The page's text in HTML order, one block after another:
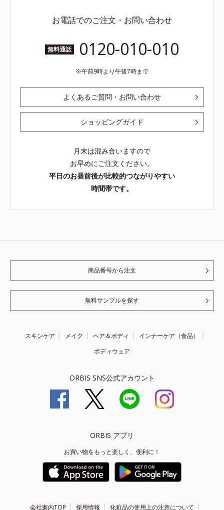
お電話でのご注文・お問い合わせ
無料通話 0120-010-010
午前9時より午後7時まで
よくあるご質問・お問い合わせ
ショッピングガイド
月末は混み合いますので
お早めにご注文ください。
平日のお昼前後が比較的つながりやすい
時間帯です。
商品番号から注文
無料サンプルを探す
スキンケア メイク ヘア＆ボディ
インナーケア（食品）
ボディウェア
ORBIS SNS公式アカウント
ORBIS アプリ
お買い物をもっと楽しく、便利に！
会社案内TOP 採用情報 化粧品の使用上の注意について